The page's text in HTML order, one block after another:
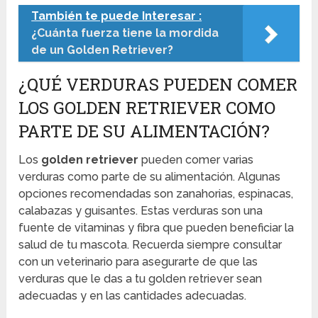
También te puede Interesar :
¿Cuánta fuerza tiene la mordida
de un Golden Retriever?
¿QUÉ VERDURAS PUEDEN COMER
LOS GOLDEN RETRIEVER COMO
PARTE DE SU ALIMENTACIÓN?
Los golden retriever pueden comer varias
verduras como parte de su alimentación. Algunas
opciones recomendadas son zanahorias, espinacas,
calabazas y guisantes. Estas verduras son una
fuente de vitaminas y fibra que pueden beneficiar la
salud de tu mascota. Recuerda siempre consultar
con un veterinario para asegurarte de que las
verduras que le das a tu golden retriever sean
adecuadas y en las cantidades adecuadas.